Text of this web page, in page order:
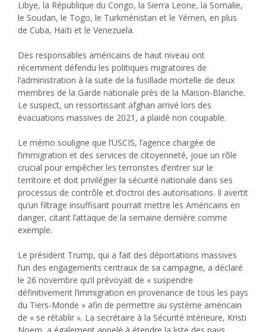
Libye, la République du Congo, la Sierra Leone, la Somalie,
le Soudan, le Togo, le Turkménistan et le Yémen, en plus
de Cuba, Haïti et le Venezuela.
Des responsables américains de haut niveau ont
récemment défendu les politiques migratoires de
l’administration à la suite de la fusillade mortelle de deux
membres de la Garde nationale près de la Maison-Blanche.
Le suspect, un ressortissant afghan arrivé lors des
évacuations massives de 2021, a plaidé non coupable.
Le mémo souligne que l’USCIS, l’agence chargée de
l’immigration et des services de citoyenneté, joue un rôle
crucial pour empêcher les terroristes d’entrer sur le
territoire et doit privilégier la sécurité nationale dans ses
processus de contrôle et d’octroi des autorisations. Il avertit
qu’un filtrage insuffisant pourrait mettre les Américains en
danger, citant l’attaque de la semaine dernière comme
exemple.
Le président Trump, qui a fait des déportations massives
l’un des engagements centraux de sa campagne, a déclaré
le 26 novembre qu’il prévoyait de « suspendre
définitivement l’immigration en provenance de tous les pays
du Tiers-Monde » afin de permettre au système américain
de « se rétablir ». La secrétaire à la Sécurité intérieure, Kristi